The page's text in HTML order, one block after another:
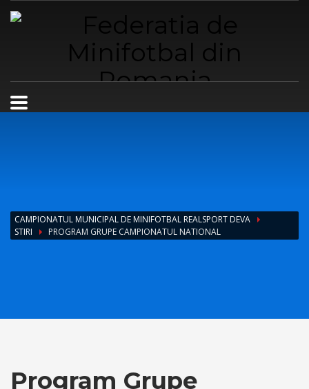
CAMPIONATUL MUNICIPAL DE MINIFOTBAL REALSPORT DEVA
STIRI
PROGRAM GRUPE CAMPIONATUL NATIONAL
Program Grupe